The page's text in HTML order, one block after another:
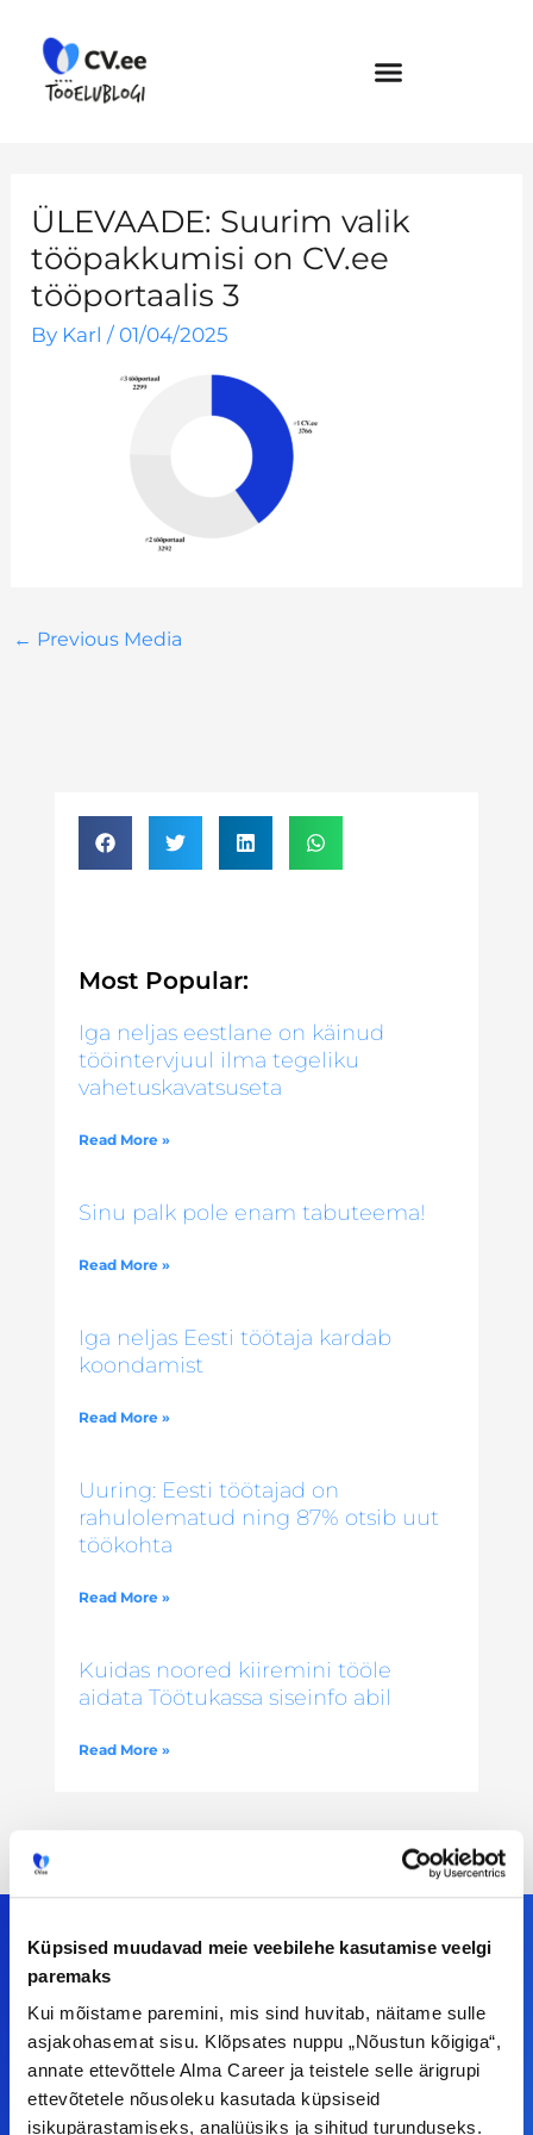
Küpsised muudavad meie veebilehe kasutamise veelgi
paremaks
Kui mõistame paremini, mis sind huvitab, näitame sulle
asjakohasemat sisu. Klõpsates nuppu „Nõustun kõigiga“,
annate ettevõttele Alma Career ja teistele selle ärigrupi
ettevõtetele nõusoleku kasutada küpsiseid
isikupärastamiseks, analüüsiks ja sihitud turunduseks.
content
ÜLEVAADE: Suurim valik
tööpakkumisi on CV.ee
tööportaalis 3
By Karl/ 01/04/2025
← Previous Media
Most Popular:
Iga neljas eestlane on käinud
tööintervjuul ilma tegeliku
vahetuskavatsuseta
Read More »
Sinu palk pole enam tabuteema!
Read More »
Iga neljas Eesti töötaja kardab
koondamist
Read More »
Uuring: Eesti töötajad on
rahulolematud ning 87% otsib uut
töökohta
Read More »
Kuidas noored kiiremini tööle
aidata Töötukassa siseinfo abil
Read More »
Meiega leiad!
Tööelublogi.ee lehelt leiad kõik vajaliku, et olla
kursis tööturu uudistega. Kui sul on
ettepanekuid erinevate teemade osas või soovid